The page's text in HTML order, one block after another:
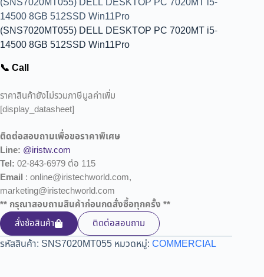
14500 8GB 512SSD Win11Pro
(SNS7020MT055) DELL DESKTOP PC 7020MT i5-
14500 8GB 512SSD Win11Pro
📞 Call
ราคาสินค้ายังไม่รวมภาษีมูลค่าเพิ่ม
[display_datasheet]
ติดต่อสอบถามเพื่อขอราคาพิเศษ
Line: @iristw.com
Tel: 02-843-6979 ต่อ 115
Email : online@iristechworld.com,
marketing@iristechworld.com
** กรุณาสอบถามสินค้าก่อนกดสั่งซื้อทุกครั้ง **
สั่งซ้อสินค้า
ติดต่อสอบถาม
รหัสสินค้า: SNS7020MT055 หมวดหมู่: COMMERCIAL